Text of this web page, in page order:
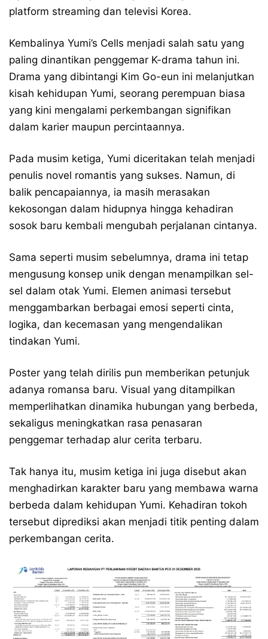
platform streaming dan televisi Korea.
Kembalinya Yumi’s Cells menjadi salah satu yang
paling dinantikan penggemar K-drama tahun ini.
Drama yang dibintangi Kim Go-eun ini melanjutkan
kisah kehidupan Yumi, seorang perempuan biasa
yang kini mengalami perkembangan signifikan
dalam karier maupun percintaannya.
Pada musim ketiga, Yumi diceritakan telah menjadi
penulis novel romantis yang sukses. Namun, di
balik pencapaiannya, ia masih merasakan
kekosongan dalam hidupnya hingga kehadiran
sosok baru kembali mengubah perjalanan cintanya.
Sama seperti musim sebelumnya, drama ini tetap
mengusung konsep unik dengan menampilkan sel-
sel dalam otak Yumi. Elemen animasi tersebut
menggambarkan berbagai emosi seperti cinta,
logika, dan kecemasan yang mengendalikan
tindakan Yumi.
Poster yang telah dirilis pun memberikan petunjuk
adanya romansa baru. Visual yang ditampilkan
memperlihatkan dinamika hubungan yang berbeda,
sekaligus meningkatkan rasa penasaran
penggemar terhadap alur cerita terbaru.
Tak hanya itu, musim ketiga ini juga disebut akan
menghadirkan karakter baru yang membawa warna
berbeda dalam kehidupan Yumi. Kehadiran tokoh
tersebut diprediksi akan menjadi titik penting dalam
perkembangan cerita.